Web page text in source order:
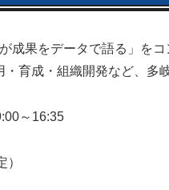
成果をデータで語る」を
育成・組織開発など、多
～16:35